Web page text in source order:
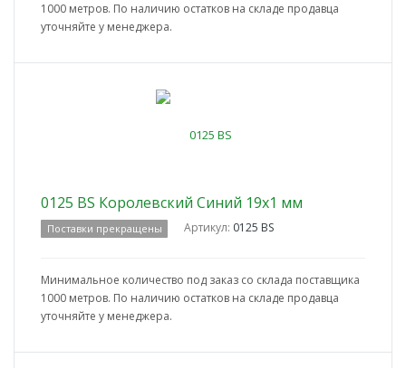
1000 метров. По наличию остатков на складе продавца
уточняйте у менеджера.
0125 BS Королевский Синий 19x1 мм
Поставки прекращены Артикул: 0125 BS
Минимальное количество под заказ со склада поставщика
1000 метров. По наличию остатков на складе продавца
уточняйте у менеджера.